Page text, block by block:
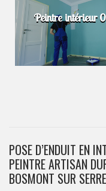
Peintre intérieur
POSE D’ENDUIT EN
PEINTRE ARTISAN
BOSMONT SUR SERRE